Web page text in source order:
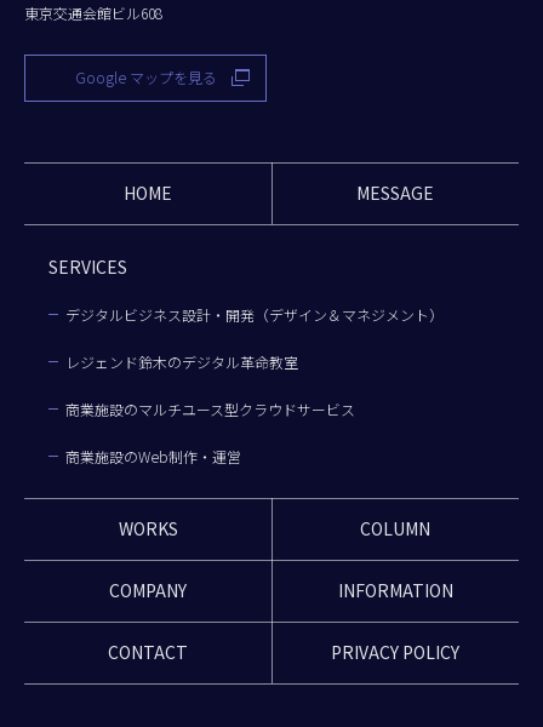
東京交通会館ビル608
Google マップを見る
HOME MESSAGE
SERVICES
デジタルビジネス設計・開発（デザイン＆マネジメント）
レジェンド鈴木のデジタル革命教室
商業施設のマルチユース型クラウドサービス
商業施設のWeb制作・運営
WORKS COLUMN
COMPANY INFORMATION
CONTACT PRIVACY POLICY